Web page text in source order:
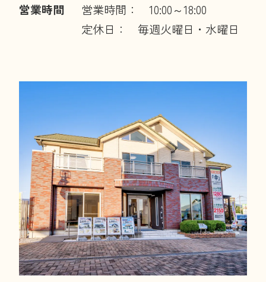
営業時間
営業時間： 10:00～18:00
定休日： 毎週火曜日・水曜日